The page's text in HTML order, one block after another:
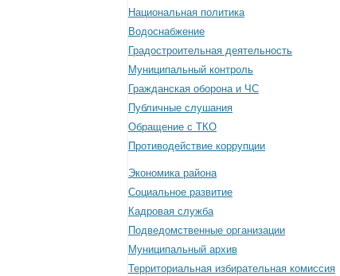
Национальная политика
Водоснабжение
Градостроительная деятельность
Муниципальный контроль
Гражданская оборона и ЧС
Публичные слушания
Обращение с ТКО
Противодействие коррупции
Экономика района
Социальное развитие
Кадровая служба
Подведомственные организации
Муниципальный архив
Территориальная избирательная комиссия